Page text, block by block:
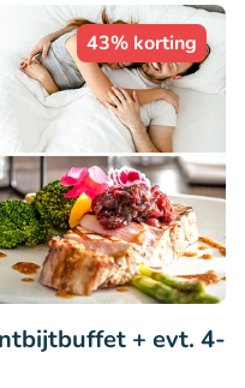
43% korting
+ evt. 4-